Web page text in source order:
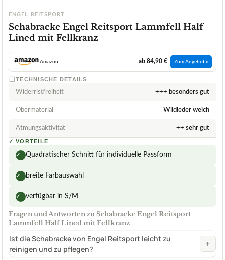
ENGEL REITSPORT
Schabracke Engel Reitsport Lammfell Half
Lined mit Fellkranz
Amazon ab 84,90 € Zum Angebot »
TECHNISCHE DETAILS
Widerristfreiheit +++ besonders gut
Obermaterial Wildleder weich
Atmungsaktivität ++ sehr gut
✓ VORTEILE
✓ Quadratischer Schnitt für individuelle Passform
✓ breite Farbauswahl
✓ verfügbar in S/M
Fragen und Antworten zu Schabracke Engel Reitsport
Lammfell Half Lined mit Fellkranz
Ist die Schabracke von Engel Reitsport leicht zu
reinigen und zu pflegen?
+